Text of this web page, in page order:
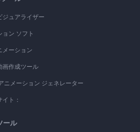
ジュアライザー
ョン ソフト
メーション
画作成ツール
ニメーション ジェネレーター
ト：
ール